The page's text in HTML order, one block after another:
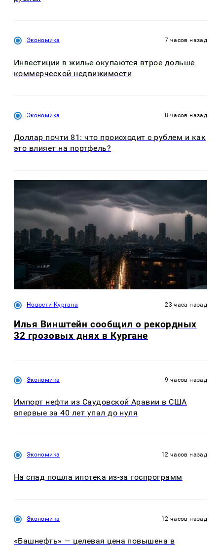
Экономика 7 часов назад
Инвестиции в жилье окупаются втрое дольше
коммерческой недвижимости
Экономика 8 часов назад
Доллар почти 81: что происходит с рублем и как
это влияет на портфель?
Новости Кургана 23 часа назад
Илья Винштейн сообщил о рекордных
32 грозовых днях в Кургане
Экономика 9 часов назад
Импорт нефти из Саудовской Аравии в США
впервые за 40 лет упал до нуля
Экономика 12 часов назад
На спад пошла ипотека из-за госпрограмм
Экономика 12 часов назад
«Башнефть» — целевая цена повышена в